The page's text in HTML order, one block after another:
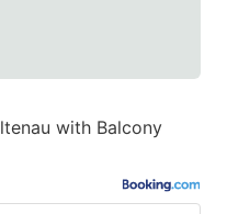
with Balcony